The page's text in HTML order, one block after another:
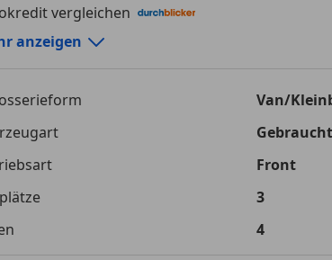
vergleichen
Rechner von durchblicker.at
vergleichen
Gesamtbetrag
€ 49 308,-
anzeigen
Van/
Gebraucht
Front
3
4